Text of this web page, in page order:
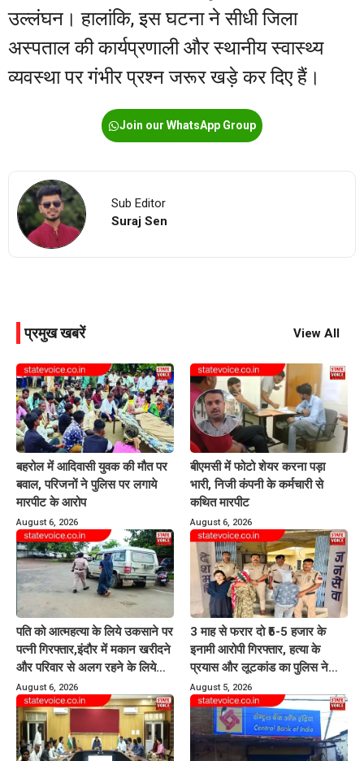
उल्लंघन। हालांकि, इस घटना ने सीधी जिला
अस्पताल की कार्यप्रणाली और स्थानीय स्वास्थ्य
व्यवस्था पर गंभीर प्रश्न जरूर खड़े कर दिए हैं।
Join our WhatsApp Group
Sub Editor
Suraj Sen
प्रमुख खबरें View All
बहरोल में आदिवासी युवक की मौत पर
बवाल, परिजनों ने पुलिस पर लगाये
मारपीट के आरोप
August 6, 2026
बीएमसी में फोटो शेयर करना पड़ा
भारी, निजी कंपनी के कर्मचारी से
कथित मारपीट
August 6, 2026
पति को आत्महत्या के लिये उकसाने पर
पत्नी गिरफ्तार,इंदौर में मकान खरीदने
और परिवार से अलग रहने के लिये
करती थी प्रताड़ित
August 6, 2026
3 माह से फरार दो ₹5-5 हजार के
इनामी आरोपी गिरफ्तार, हत्या के
प्रयास और लूटकांड का पुलिस ने
किया खुलासा
August 5, 2026